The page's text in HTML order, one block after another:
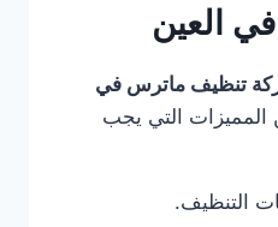
العين
تنظيف ماترس في
التي يجب
التنظيف.